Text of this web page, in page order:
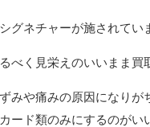
グネチャーが施されてい
べく見栄えのいいまま買
みや痛みの原因になりが
ード類のみにするのがい